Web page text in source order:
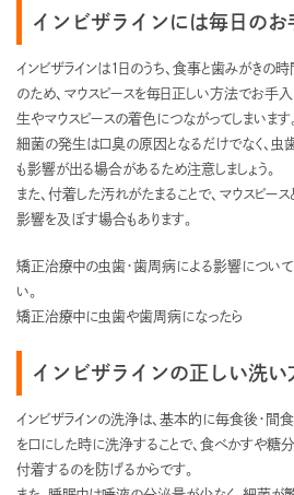
インビザラインには毎日のお
インビザラインは1日のうち、食事と歯みがきの
のため、マウスピースを毎日正しい方法でお手
生やマウスピースの着色につながってしまいます。
細菌の発生は口臭の原因となるだけでなく、
も影響が出る場合があるため注意しましょう。
また、付着した汚れがたまることで、マウスピ
影響を及ぼす場合もあります。
矯正治療中の虫歯・歯周病による影響について
い。
矯正治療中に虫歯や歯周病になったら
インビザラインの正しい洗い
インビザラインの洗浄は、基本的に毎食後・間
を口にした時に洗浄することで、食べかすや糖
付着するのを防げるからです。